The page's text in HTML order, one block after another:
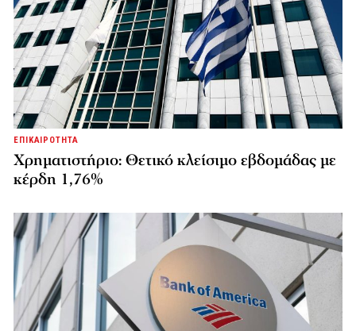
ΕΠΙΚΑΙΡΟΤΗΤΑ
Χρηματιστήριο: Θετικό κλείσιμο εβδομάδας με
κέρδη 1,76%